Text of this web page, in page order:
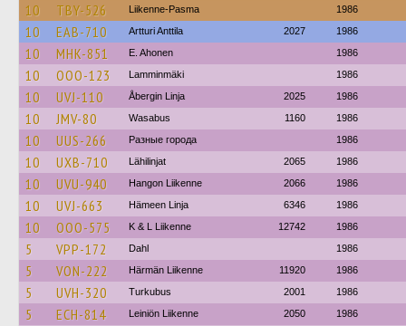
10 TBY-526 Liikenne-Pasma 1986
10 EAB-710 Artturi Anttila 2027 1986
10 MHK-851 E. Ahonen 1986
10 OOO-123 Lamminmäki 1986
10 UVJ-110 Åbergin Linja 2025 1986
10 JMV-80 Wasabus 1160 1986
10 UUS-266 Разные города 1986
10 UXB-710 Lähilinjat 2065 1986
10 UVU-940 Hangon Liikenne 2066 1986
10 UVJ-663 Hämeen Linja 6346 1986
10 OOO-575 K & L Liikenne 12742 1986
5 VPP-172 Dahl 1986
5 VON-222 Härmän Liikenne 11920 1986
5 UVH-320 Turkubus 2001 1986
5 ECH-814 Leiniön Liikenne 2050 1986